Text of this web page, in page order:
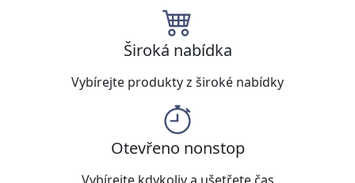
Široká nabídka
Vybírejte produkty z široké nabídky
Otevřeno nonstop